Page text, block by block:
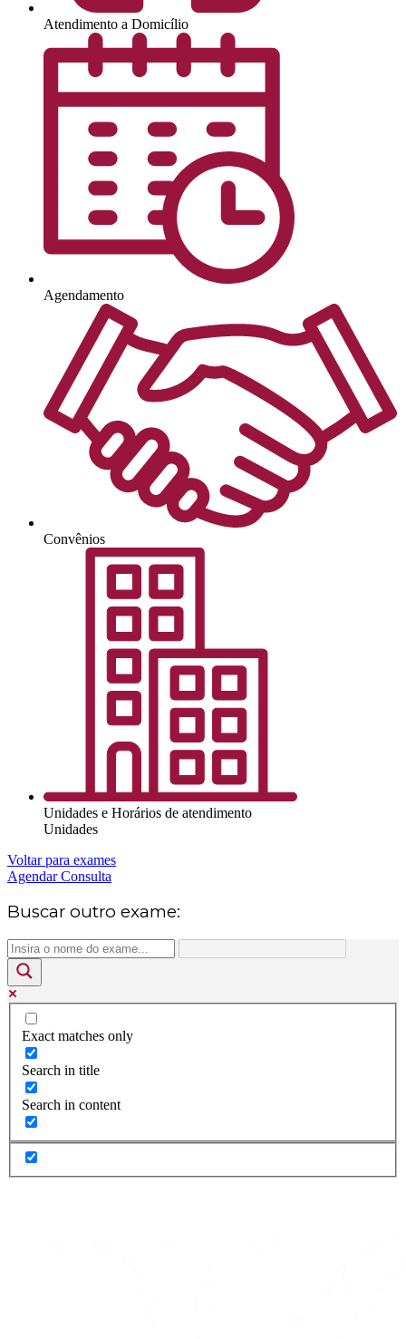
Atendimento a Domicílio
Agendamento
Convênios
Unidades e Horários de atendimento
Unidades
Voltar para exames
Agendar Consulta
Buscar outro exame:
Exact matches only
Search in title
Search in content